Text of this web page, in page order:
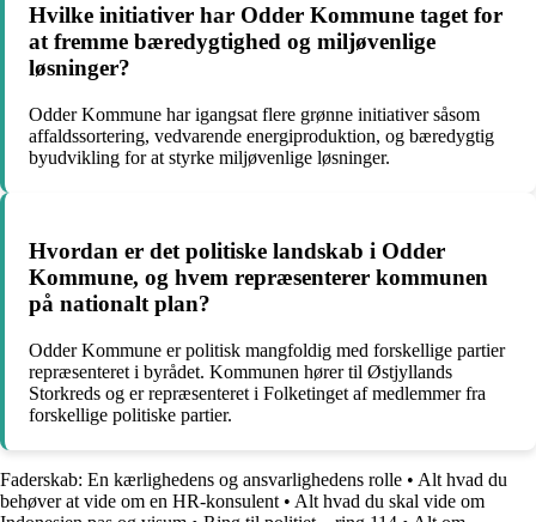
Hvilke initiativer har Odder Kommune taget for
at fremme bæredygtighed og miljøvenlige
løsninger?
Odder Kommune har igangsat flere grønne initiativer såsom
affaldssortering, vedvarende energiproduktion, og bæredygtig
byudvikling for at styrke miljøvenlige løsninger.
Hvordan er det politiske landskab i Odder
Kommune, og hvem repræsenterer kommunen
på nationalt plan?
Odder Kommune er politisk mangfoldig med forskellige partier
repræsenteret i byrådet. Kommunen hører til Østjyllands
Storkreds og er repræsenteret i Folketinget af medlemmer fra
forskellige politiske partier.
Faderskab: En kærlighedens og ansvarlighedens rolle • Alt hvad du
behøver at vide om en HR-konsulent • Alt hvad du skal vide om